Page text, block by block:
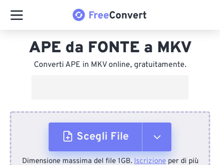
APE da FONTE a MKV
Converti APE in MKV online, gratuitamente.
Scegli File
Dimensione massima del file 1GB.Iscrizioneper di più